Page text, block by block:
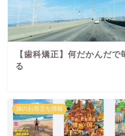
【歯科矯正】何だかんだ
る
旅のお役立ち情報